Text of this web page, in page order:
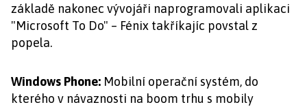
základě nakonec vývojáři naprogramovali aplikaci
"Microsoft To Do" – Fénix takříkajíc povstal z
popela.
Windows Phone: Mobilní operační systém, do
kterého v návaznosti na boom trhu s mobily